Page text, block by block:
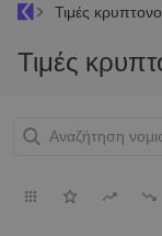
Τιμές
Τιμές